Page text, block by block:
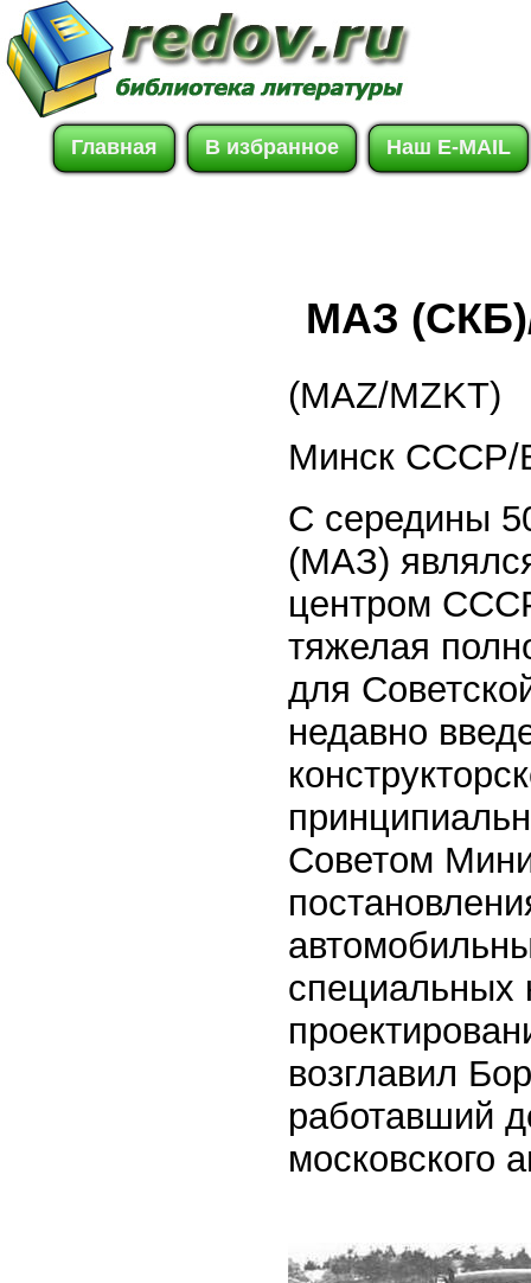
Главная В избранное Наш E-MAIL
МАЗ
(MAZ/MZKT)
Минск СССР/
С середины
(МАЗ)
центром
тяжелая
для
недавно
Советом
специальных
возглавил
работавший
московского